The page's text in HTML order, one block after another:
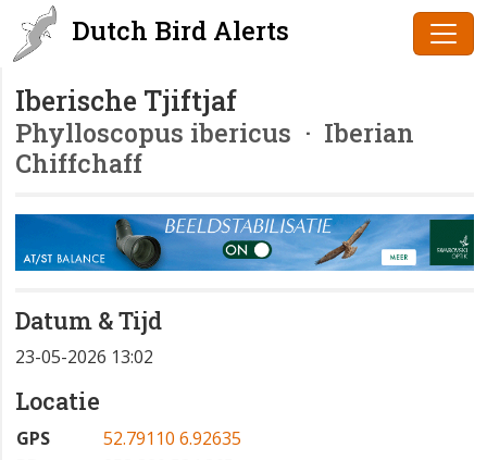
Dutch Bird Alerts
Iberische Tjiftjaf
Phylloscopus ibericus · Iberian
Chiffchaff
Datum & Tijd
23-05-2026 13:02
Locatie
GPS
52.79110 6.92635